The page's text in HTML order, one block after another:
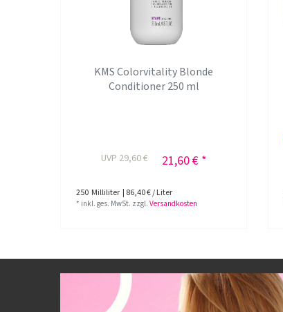
KMS Colorvitality Blonde
Conditioner 250 ml
UVP 29,60 € 21,60 € *
250 Milliliter | 86,40 € / Liter
* inkl. ges. MwSt. zzgl.Versandkosten